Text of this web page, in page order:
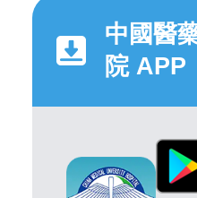
中國醫
院 APP